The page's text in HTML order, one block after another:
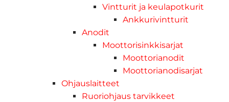
Vintturit ja keulapotkurit
Ankkurivintturit
Anodit
Moottorisinkkisarjat
Moottorianodit
Moottorianodisarjat
Ohjauslaitteet
Ruoriohjaus tarvikkeet